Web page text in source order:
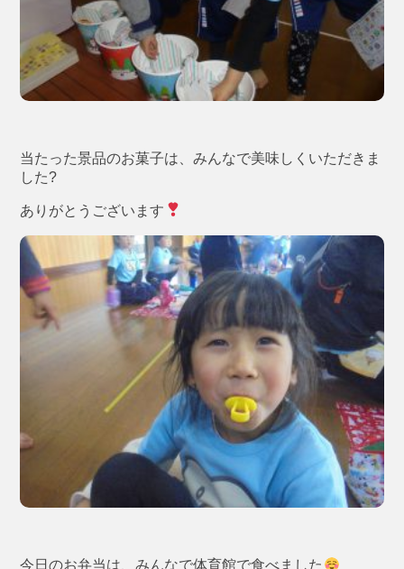
当たった景品のお菓子は、みんなで美味しくいただきま
した?
ありがとうございます
今日のお弁当は、みんなで体育館で食べました